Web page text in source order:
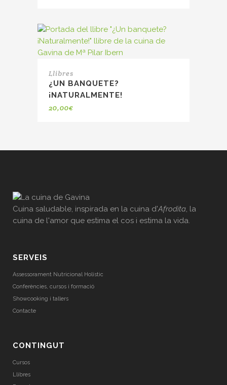
Llibres
¿UN BANQUETE?
¡NATURALMENTE!
20,00€
Cuina saludable, inspirada en la cuina d'Afrodita, la
cuina de l'amor que estima el cos i estima la vida.
SERVEIS
Assessorament Nutricional Holístic
Conferències, cursos i formació
Showcooking i tallers
Contacte
CONTINGUT
Cursos
Llibres